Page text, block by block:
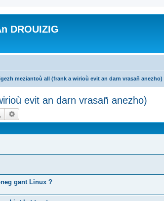
DROUIZIG
meziantoù all (frank a wirioù evit an darn vrasañ anezho)
evit an darn vrasañ anezho)
Rechercher
gant Linux ?